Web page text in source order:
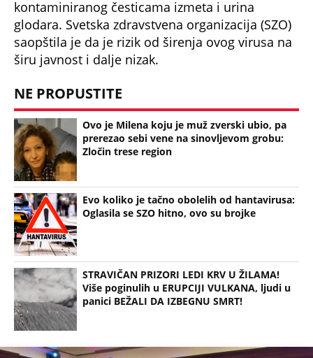
kontaminiranog česticama izmeta i urina
glodara. Svetska zdravstvena organizacija (SZO)
saopštila je da je rizik od širenja ovog virusa na
širu javnost i dalje nizak.
NE PROPUSTITE
Ovo je Milena koju je muž zverski ubio, pa
prerezao sebi vene na sinovljevom grobu:
Zločin trese region
Evo koliko je tačno obolelih od hantavirusa:
Oglasila se SZO hitno, ovo su brojke
STRAVIČAN PRIZORI LEDI KRV U ŽILAMA!
Više poginulih u ERUPCIJI VULKANA, ljudi u
panici BEŽALI DA IZBEGNU SMRT!